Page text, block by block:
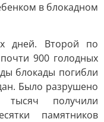
в блокадном
дней. Второй по
900 голодных
блокады погибли
Было разрушено
получили
памятников